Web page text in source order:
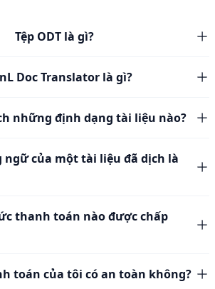
Tệp ODT là gì?
Doc Translator là gì?
những định dạng tài liệu nào?
ngữ của một tài liệu đã dịch là
thanh toán nào được chấp
toán của tôi có an toàn không?